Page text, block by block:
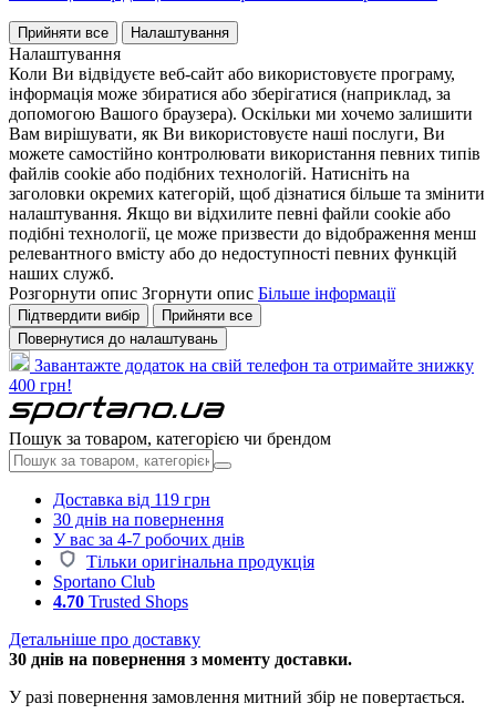
Прийняти все Налаштування
Налаштування
Коли Ви відвідуєте веб-сайт або використовуєте програму,
інформація може збиратися або зберігатися (наприклад, за
допомогою Вашого браузера). Оскільки ми хочемо залишити
Вам вирішувати, як Ви використовуєте наші послуги, Ви
можете самостійно контролювати використання певних типів
файлів cookie або подібних технологій. Натисніть на
заголовки окремих категорій, щоб дізнатися більше та змінити
налаштування. Якщо ви відхилите певні файли cookie або
подібні технології, це може призвести до відображення менш
релевантного вмісту або до недоступності певних функцій
наших служб.
Розгорнути опис Згорнути опис Більше інформації
Підтвердити вибір
Прийняти все
Повернутися до налаштувань
Завантажте додаток на свій телефон та отримайте знижку
400 грн!
Пошук за товаром, категорією чи брендом
Доставка від 119 грн
30 днів на повернення
У вас за 4-7 робочих днів
Тільки оригінальна продукція
Sportano Club
4.70 Trusted Shops
Детальніше про доставку
30 днів на повернення з моменту доставки.
У разі повернення замовлення митний збір не повертається.